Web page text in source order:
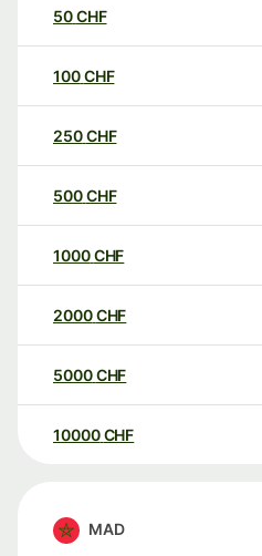
50CHF
100CHF
250CHF
500CHF
1000CHF
2000CHF
5000CHF
10000 CHF
MAD